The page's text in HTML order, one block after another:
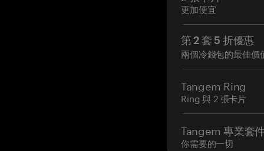
更加便宜
第 2 套 5 折優惠
兩個冷錢包的最佳價
Tangem Ring
Ring 與 2 張卡片
Tangem 專業套
你需要的一切